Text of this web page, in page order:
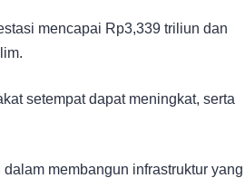
mencapai Rp3,339 triliun dan
setempat dapat meningkat, serta
membangun infrastruktur yang